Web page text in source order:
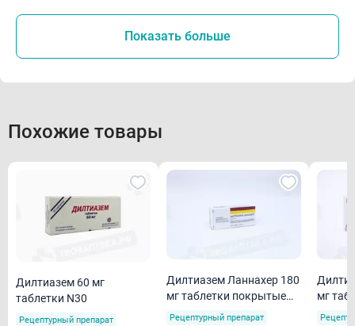
Показать больше
Похожие товары
Дилтиазем 60 мг
таблетки N30
Рецептурный препарат
Дилтиазем Ланнахер 180
мг таблетки покрытые
пленочной оболочкой
Рецептурный препарат
мг